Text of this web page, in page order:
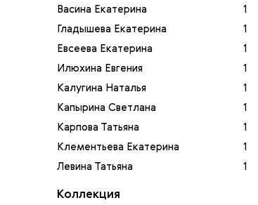
Васина Екатерина
1
Гладышева Екатерина
1
Евсеева Екатерина
1
Илюхина Евгения
1
Калугина Наталья
1
Капырина Светлана
1
Карпова Татьяна
1
Клементьева Екатерина
1
Левина Татьяна
1
Коллекция